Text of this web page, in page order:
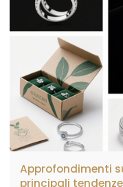
Approfondimenti
principali